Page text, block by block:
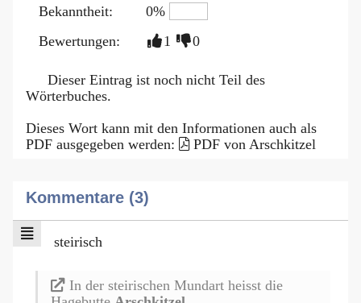
Bekanntheit:
0%
Bewertungen:
1 0
Dieser Eintrag ist noch nicht Teil des
Wörterbuches.
Dieses Wort kann mit den Informationen auch als
PDF ausgegeben werden:
PDF von Arschkitzel
Kommentare (3)
steirisch
In der steirischen Mundart heisst die